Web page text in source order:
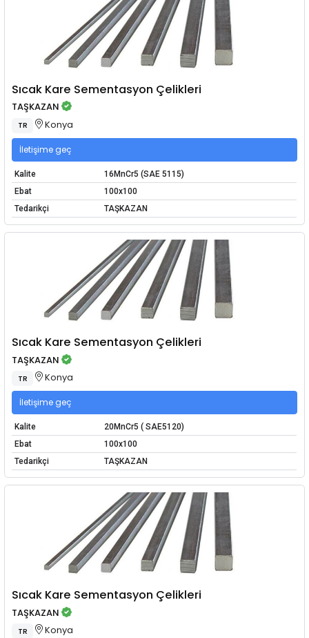
Sıcak Kare Sementasyon Çelikleri
TAŞKAZAN
TR Konya
İletişime geç
Kalite
16MnCr5 (SAE 5115)
Ebat
100x100
Tedarikçi
TAŞKAZAN
Sıcak Kare Sementasyon Çelikleri
TAŞKAZAN
TR Konya
İletişime geç
Kalite
20MnCr5 ( SAE5120)
Ebat
100x100
Tedarikçi
TAŞKAZAN
Sıcak Kare Sementasyon Çelikleri
TAŞKAZAN
TR Konya